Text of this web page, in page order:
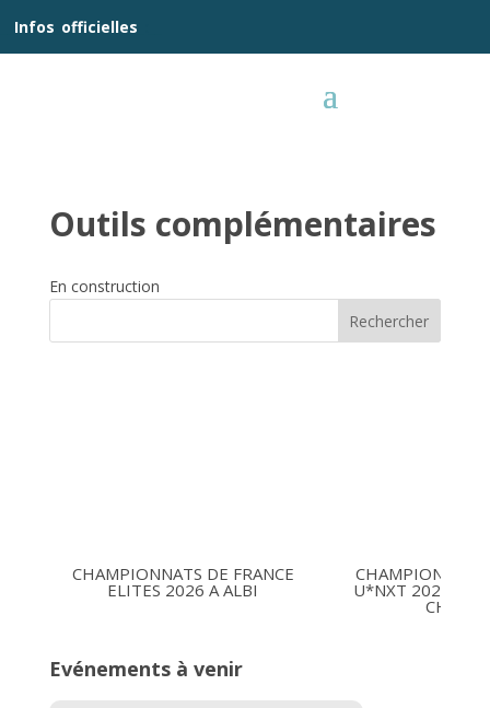
Infos officielles
Outils complémentaires
En construction
Rechercher
CHAMPIONNATS DE FRANCE
ELITES 2026 A ALBI
CHAMPIONNATS
U*NXT 2026 16-
Evénements à venir